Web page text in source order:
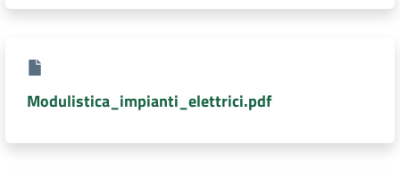
Modulistica_impianti_elettrici.pdf